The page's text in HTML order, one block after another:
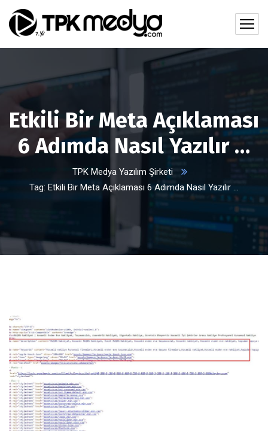
Etkili Bir Meta Açıklaması
6 Adımda Nasıl Yazılır …
TPK Medya Yazılım Şirketi
Tag: Etkili Bir Meta Açıklaması 6 Adımda Nasıl Yazılır …